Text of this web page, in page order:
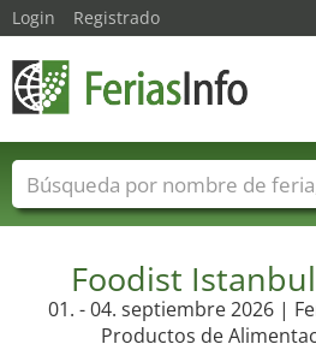
Foodist
01. - 04. septiembre 2026 |
Productos de
Login Registrado
Nombres de ferias Países
Sectores de proveedor de